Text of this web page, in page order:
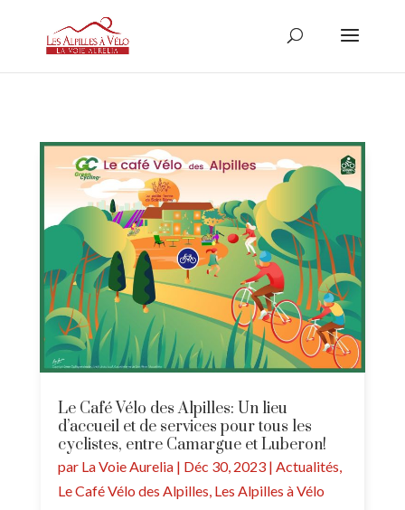
Le Café Vélo des Alpilles: Un lieu
d’accueil et de services pour tous les
cyclistes, entre Camargue et Luberon!
par La Voie Aurelia| Déc 30, 2023| Actualités,
Le Café Vélo des Alpilles, Les Alpilles à Vélo